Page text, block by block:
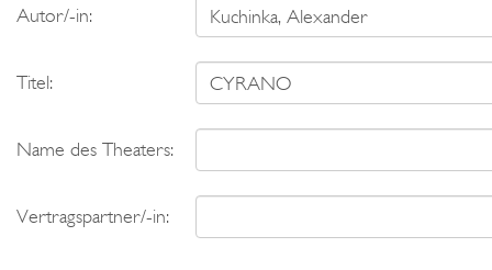
Autor/-in:
Titel:
Name des Theaters:
Vertragspartner/-in: